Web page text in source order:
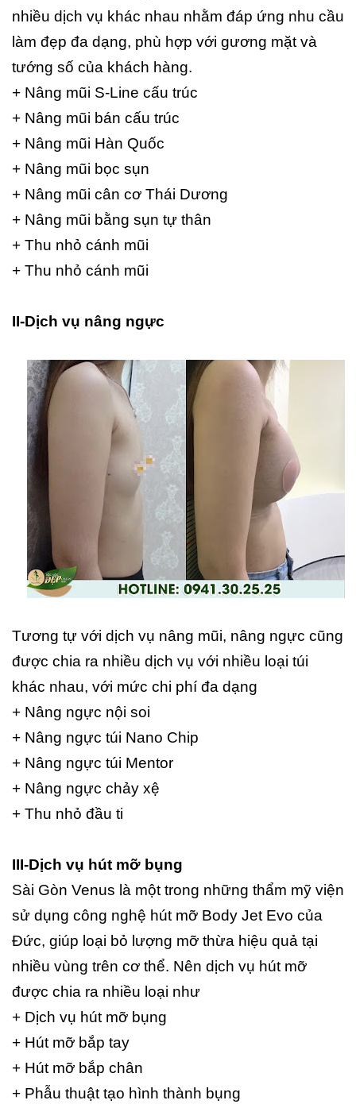
nhiều dịch vụ khác nhau nhằm đáp ứng nhu cầu
làm đẹp đa dạng, phù hợp với gương mặt và
tướng số của khách hàng.
+ Nâng mũi S-Line cấu trúc
+ Nâng mũi bán cấu trúc
+ Nâng mũi Hàn Quốc
+ Nâng mũi bọc sụn
+ Nâng mũi cân cơ Thái Dương
+ Nâng mũi bằng sụn tự thân
+ Thu nhỏ cánh mũi
+ Thu nhỏ cánh mũi
II-Dịch vụ nâng ngực
Tương tự với dịch vụ nâng mũi, nâng ngực cũng
được chia ra nhiều dịch vụ với nhiều loại túi
khác nhau, với mức chi phí đa dạng
+ Nâng ngực nội soi
+ Nâng ngực túi Nano Chip
+ Nâng ngực túi Mentor
+ Nâng ngực chảy xệ
+ Thu nhỏ đầu ti
III-Dịch vụ hút mỡ bụng
Sài Gòn Venus là một trong những thẩm mỹ viện
sử dụng công nghệ hút mỡ Body Jet Evo của
Đức, giúp loại bỏ lượng mỡ thừa hiệu quả tại
nhiều vùng trên cơ thể. Nên dịch vụ hút mỡ
được chia ra nhiều loại như
+ Dịch vụ hút mỡ bụng
+ Hút mỡ bắp tay
+ Hút mỡ bắp chân
+ Phẫu thuật tạo hình thành bụng